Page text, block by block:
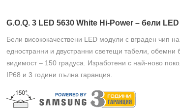
G.O.Q. 3 LED 5630 White Hi-Power – бели
Бели висококачествени LED модули с вграден чип
едностранни и двустранни светещи табели, обемни
видимост – 150 градуса. Изработени с най-ново
IP68 и 3 години пълна гаранция.